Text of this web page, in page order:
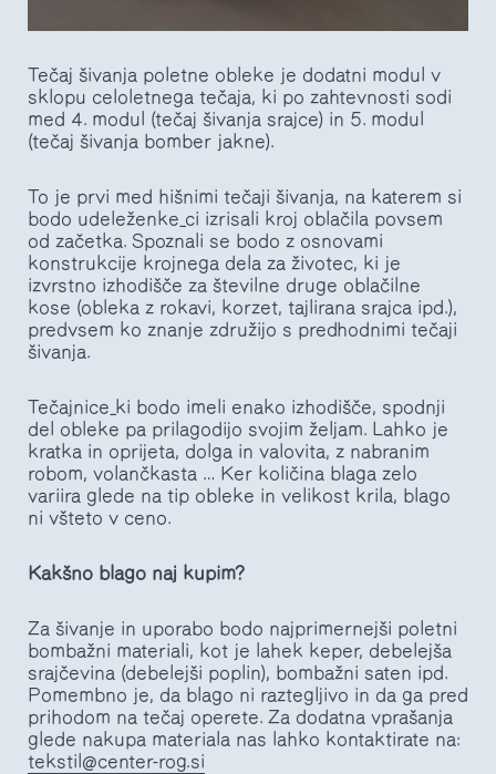
Tečaj šivanja poletne obleke je dodatni modul v
sklopu celoletnega tečaja, ki po zahtevnosti sodi
med 4. modul (tečaj šivanja srajce) in 5. modul
(tečaj šivanja bomber jakne).
To je prvi med hišnimi tečaji šivanja, na katerem si
bodo udeleženke_ci izrisali kroj oblačila povsem
od začetka. Spoznali se bodo z osnovami
konstrukcije krojnega dela za životec, ki je
izvrstno izhodišče za številne druge oblačilne
kose (obleka z rokavi, korzet, tajlirana srajca ipd.),
predvsem ko znanje združijo s predhodnimi tečaji
šivanja.
Tečajnice_ki bodo imeli enako izhodišče, spodnji
del obleke pa prilagodijo svojim željam. Lahko je
kratka in oprijeta, dolga in valovita, z nabranim
robom, volančkasta … Ker količina blaga zelo
variira glede na tip obleke in velikost krila, blago
ni všteto v ceno.
Kakšno blago naj kupim?
Za šivanje in uporabo bodo najprimernejši poletni
bombažni materiali, kot je lahek keper, debelejša
srajčevina (debelejši poplin), bombažni saten ipd.
Pomembno je, da blago ni raztegljivo in da ga pred
prihodom na tečaj operete. Za dodatna vprašanja
glede nakupa materiala nas lahko kontaktirate na:
tekstil@center-rog.si